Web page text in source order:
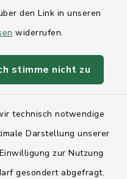
den Link in unseren
widerrufen.
stimme nicht zu
technisch notwendige
Darstellung unserer
zur Nutzung
gesondert abgefragt.